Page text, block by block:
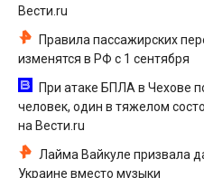
Вести.ru
Правила пассажирских
изменятся в РФ с 1 сентября
При атаке БПЛА в Чехове
человек, один в тяжелом
на Вести.ru
Лайма Вайкуле призвала
Украине вместо музыки